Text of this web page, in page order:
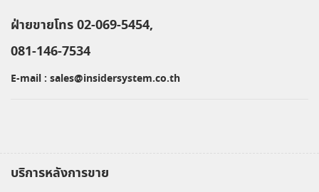
ฝ่ายขายโทร 02-069-5454,
081-146-7534
E-mail : sales@insidersystem.co.th
บริการหลังการขาย